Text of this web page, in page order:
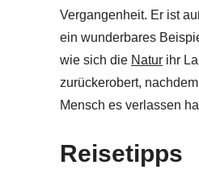
Vergangenheit. Er ist
ein wunderbares
wie sich die Natur ihr
zurückerobert,
Mensch es verlassen
Reisetipps